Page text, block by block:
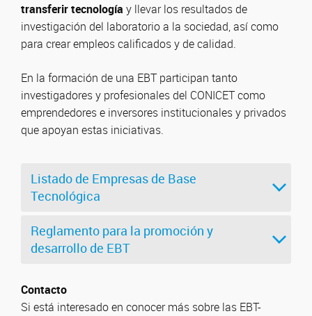
transferir tecnología y llevar los resultados de
investigación del laboratorio a la sociedad, así como
para crear empleos calificados y de calidad.
En la formación de una EBT participan tanto
investigadores y profesionales del CONICET como
emprendedores e inversores institucionales y privados
que apoyan estas iniciativas.
Listado de Empresas de Base
Tecnológica
Reglamento para la promoción y
desarrollo de EBT
Contacto
Si está interesado en conocer más sobre las EBT-